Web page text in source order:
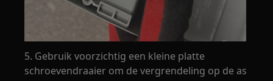
5. Gebruik voorzichtig een kleine platte
schroevendraaier om de vergrendeling op de as